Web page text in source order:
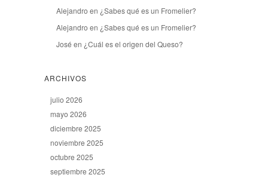
Alejandro en ¿Sabes qué es un Fromelier?
Alejandro en ¿Sabes qué es un Fromelier?
José en ¿Cuál es el origen del Queso?
ARCHIVOS
julio 2026
mayo 2026
diciembre 2025
noviembre 2025
octubre 2025
septiembre 2025